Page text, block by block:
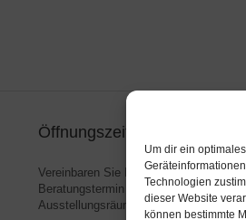
Um dir ein
Technologien
dieser Website
können bestimmte
Öffnungszeiten
Vereinbaren Sie Ihren persönlichen
Beratungstermin in unseren
Ausstellungsräumen oder in Ihrem